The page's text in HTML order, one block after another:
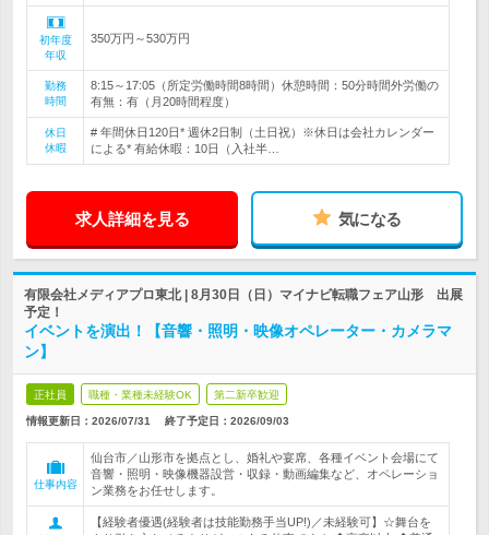
初年度
年収
350万円～530万円
勤務
時間
8:15～17:05（所定労働時間8時間）休憩時間：50分時間外労働の
有無：有（月20時間程度）
休日
休暇
# 年間休日120日* 週休2日制（土日祝）※休日は会社カレンダー
による* 有給休暇：10日（入社半…
求人詳細を見る 気になる
有限会社メディアプロ東北 | 8月30日（日）マイナビ転職フェア山形 出展
予定！
イベントを演出！【音響・照明・映像オペレーター・カメラマ
ン】
正社員 職種・業種未経験OK 第二新卒歓迎
情報更新日：2026/07/31 終了予定日： 2026/09/03
仕事内容
仙台市／山形市を拠点とし、婚礼や宴席、各種イベント会場にて
音響・照明・映像機器設営・収録・動画編集など、オペレーショ
ン業務をお任せします。
【経験者優遇(経験者は技能勤務手当UP!)／未経験可】☆舞台を